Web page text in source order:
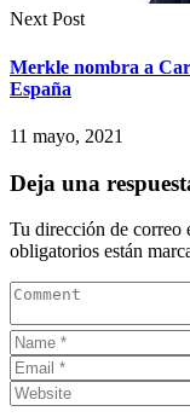
Next Post
Merkle nombra a
España
11 mayo, 2021
Deja una
Tu dirección de correo
obligatorios están